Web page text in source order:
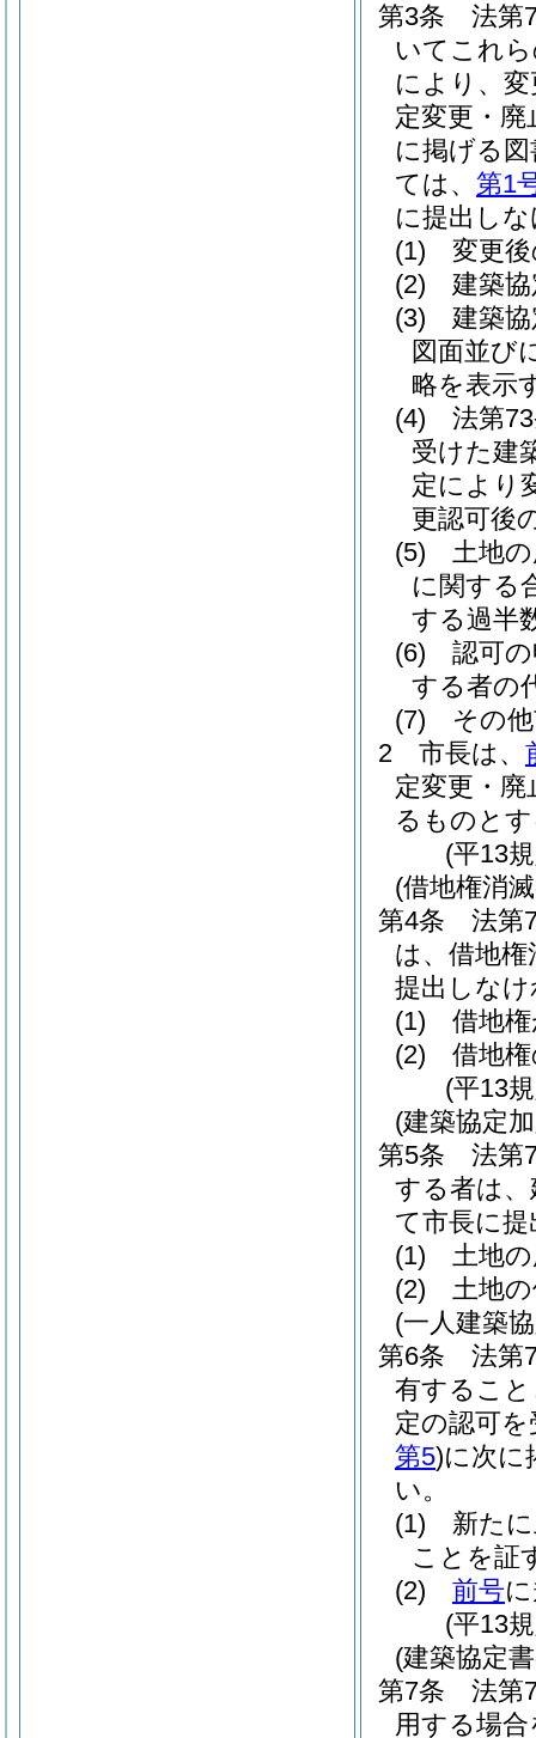
第3条
法第
いてこれ
により、
定変更・廃
に掲げる図
ては、 第1
に提出し
(1)
変更
(2)
建築
(3)
建築
図面並び
略を表示
(4)
法第
受けた建
定により
更認可後
(5)
土地
に関する
する過半
(6)
認可
する者の
(7)
その
2
市長は、
定変更・廃
るものと
(平13
(借地権消
第4条
法第
は、借地権
提出しな
(1)
借地
(2)
借地
(平13
(建築協定
第5条
法第
する者は
て市長に
(1)
土地
(2)
土地
(一人建築
第6条
法第
有するこ
定の認可
第5)に次に
い。
(1)
新た
ことを証
(2)
前号
(平13
(建築協定
第7条
法第
用する場